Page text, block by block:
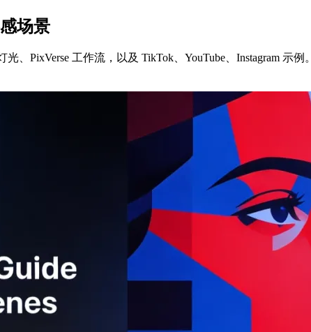
场景
PixVerse 工作流，以及 TikTok、YouTube、Instagram 示例。